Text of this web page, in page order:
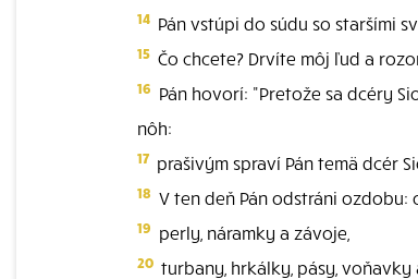
14 Pán vstúpi do súdu so staršími
15 Čo chcete? Drvíte môj ľud a
16 Pán hovorí: "Pretože sa dcéry
nôh:
17 prašivým spraví Pán temä dcér
18 V ten deň Pán odstráni ozdobu:
19 perly, náramky a závoje,
20 turbany, hrkálky, pásy, voňavky